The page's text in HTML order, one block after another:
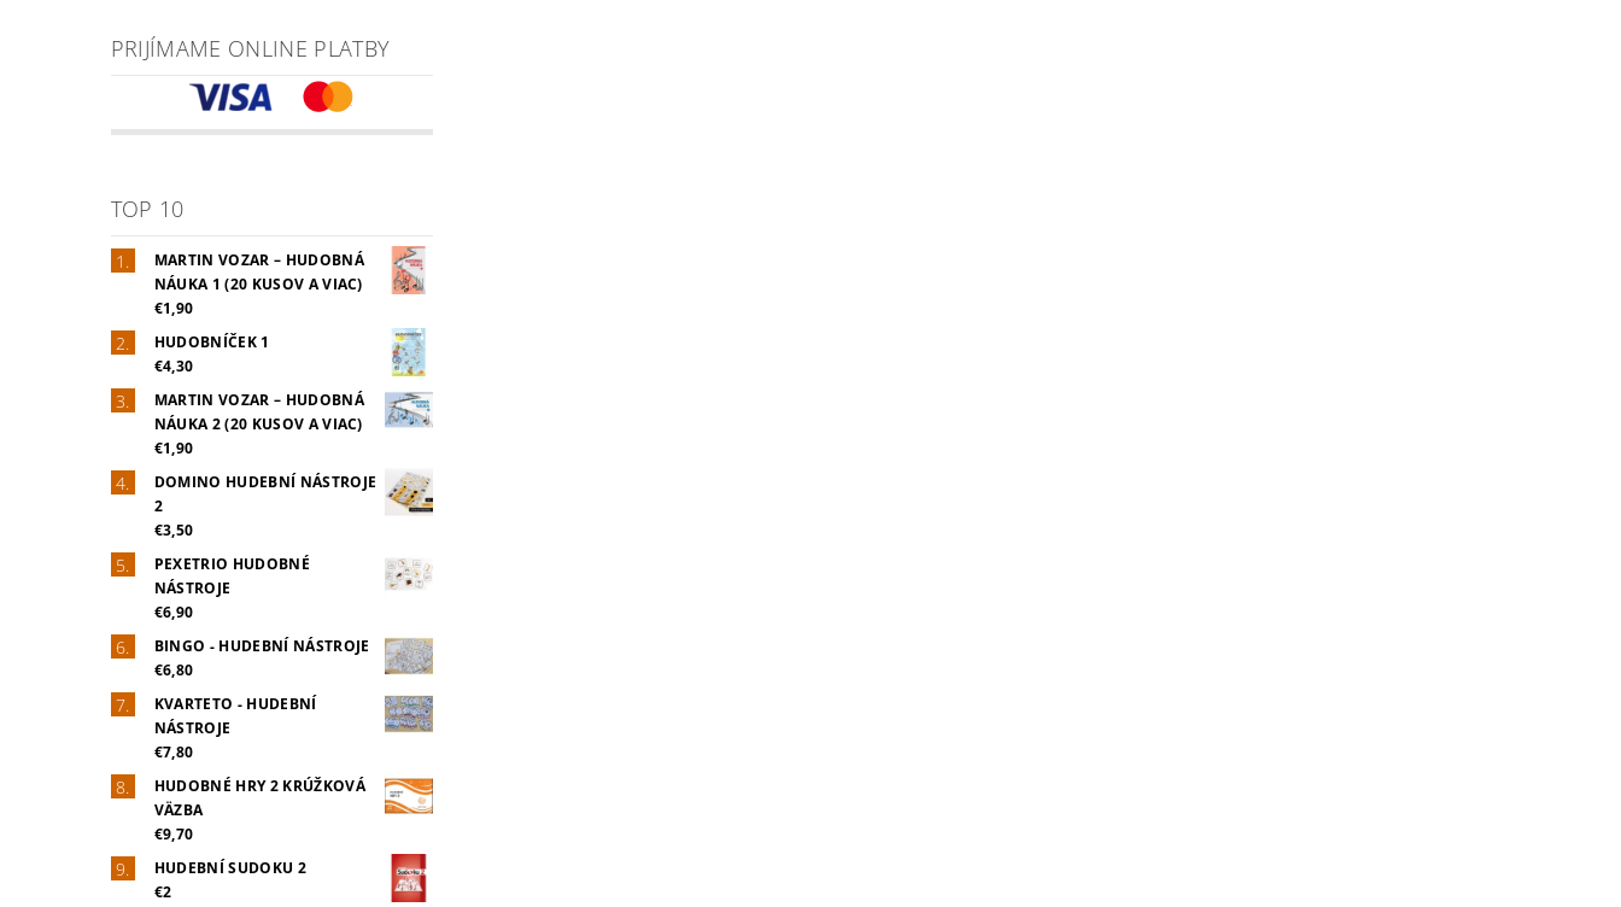
PRIJÍMAME ONLINE PLATBY
TOP 10
MARTIN VOZAR – HUDOBNÁ
NÁUKA 1 (20 KUSOV A VIAC)
€1,90
HUDOBNÍČEK 1
€4,30
MARTIN VOZAR – HUDOBNÁ
NÁUKA 2 (20 KUSOV A VIAC)
€1,90
DOMINO HUDEBNÍ NÁSTROJE
2
€3,50
PEXETRIO HUDOBNÉ
NÁSTROJE
€6,90
BINGO - HUDEBNÍ NÁSTROJE
€6,80
KVARTETO - HUDEBNÍ
NÁSTROJE
€7,80
HUDOBNÉ HRY 2 KRÚŽKOVÁ
VÄZBA
€9,70
HUDEBNÍ SUDOKU 2
€2